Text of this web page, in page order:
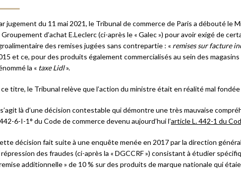
jugement du 11 mai 2021, le Tribunal de commerce de Paris a débouté le
Groupement d’achat E.Leclerc (ci-après le « Galec ») pour avoir exigé de
des remises jugées sans contrepartie : « remises sur facture
et ce, pour des produits également commercialisés au sein des
la « taxe Lidl».
titre, le Tribunal relève que l’action du ministre était en réalité mal
là d’une décision contestable qui démontre une très mauvaise
6-I-1° du Code de commerce devenu aujourd’hui l’article L. 442-1 du
décision fait suite à une enquête menée en 2017 par la direction
répression des fraudes (ci-après la « DGCCRF ») consistant à étudier
additionnelle » de 10 % sur des produits de marque nationale qui